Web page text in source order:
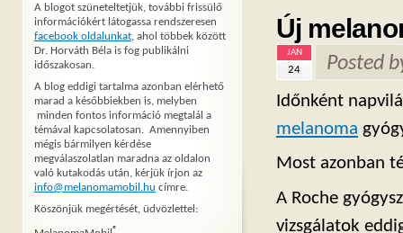
Új
JAN
24 Posted
Időnként
melanoma
Most azonban
A Roche
vizsgálatok
A blogot szüneteltetjük, további frissülő
információkért látogassa rendszeresen
facebook oldalunkat, ahol többek között
Dr. Horváth Béla is fog publikálni
időszakosan.
A blog eddigi tartalma azonban elérhető
marad a későbbiekben is, melyben
minden fontos információ megtalál a
témával kapcsolatosan. Amennyiben
mégis bármilyen kérdése
megválaszolatlan maradna az oldalon
való kutakodás után, kérjük írjon az
info@melanomamobil.hu címre.
Köszönjük megértését, üdvözlettel:
®